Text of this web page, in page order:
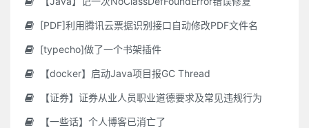
[PDF]利用腾讯云票据识别接口自动修改PDF文件名
[typecho]做了一个书架插件
【docker】启动Java项目报GC Thread
【证券】证券从业人员职业道德要求及常见违规行为
【一些话】个人博客已消亡了